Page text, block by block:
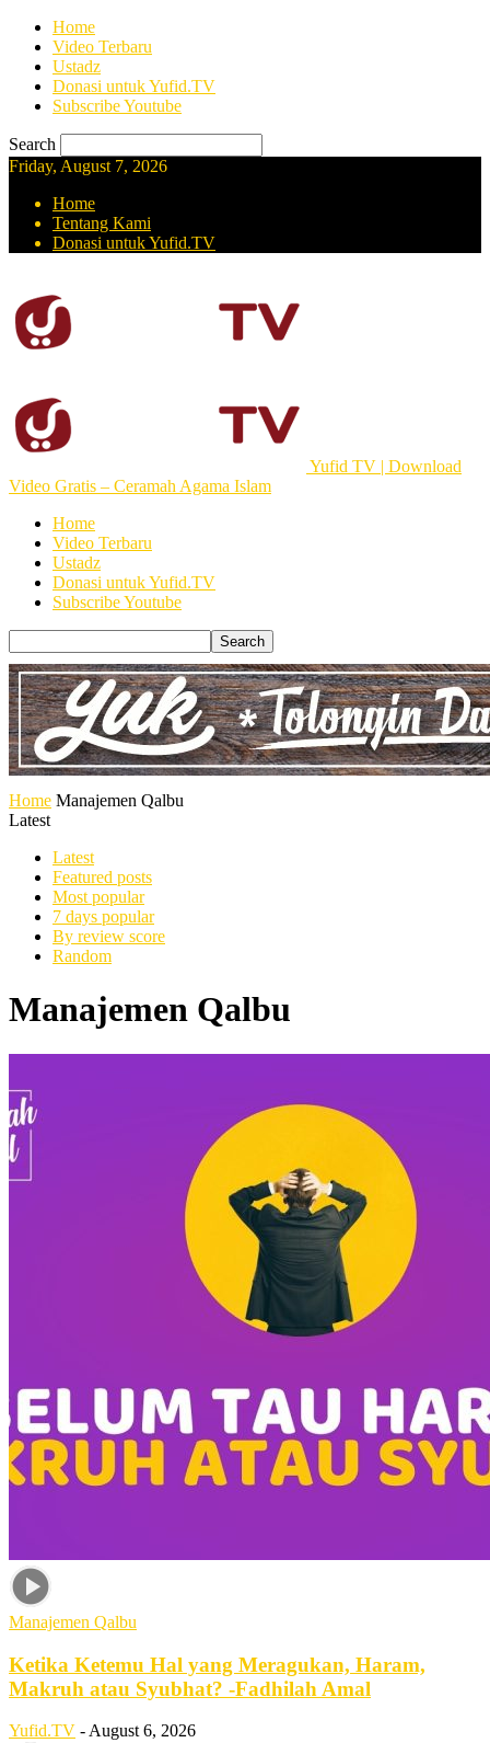
Home
Video Terbaru
Ustadz
Donasi untuk Yufid.TV
Subscribe Youtube
Search
Friday, August 7, 2026
Home
Tentang Kami
Donasi untuk Yufid.TV
Yufid TV | Download
Video Gratis – Ceramah Agama Islam
Home
Video Terbaru
Ustadz
Donasi untuk Yufid.TV
Subscribe Youtube
Home Manajemen Qalbu
Latest
Latest
Featured posts
Most popular
7 days popular
By review score
Random
Manajemen Qalbu
Manajemen Qalbu
Ketika Ketemu Hal yang Meragukan, Haram,
Makruh atau Syubhat? -Fadhilah Amal
Yufid.TV - August 6, 2026